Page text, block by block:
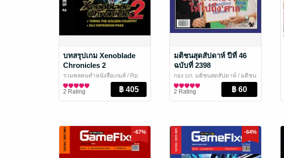
บทสรุปเกม Xenoblade
Chronicles 2
รวมพลคนทำหนังสือเกมส์ / Rp
EBooks
นิตยสารการ์ตูนและเกม
2 Rating
มติชนสุดสัปดาห์ ปีที่ 46
ฉบับที่ 2398
กอง บก. มติชนสุดสัปดาห์ / มติชน
สุดสัปดาห์
มติชนสุดสัปดาห์
2 Rating
-67% -64%